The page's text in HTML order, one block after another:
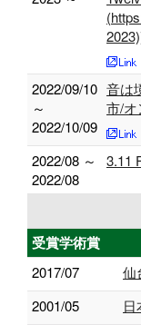
2022/09/10
～
2022/10/09
音は
市/オ
2022/08 ～
2022/08
3.11
受賞学術賞
2017/07
仙
2001/05